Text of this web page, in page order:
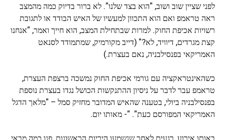
לפני שציין שוב ושוב, "הוא בצד שלנו". לא ברור בדיוק כמה מהמצב
ראה טראמפ ואם הוא התכוון למעשיו של האיש הבודד או לתגובת
רשויות אכיפת החוק. למרות שבתחילת המצב, הוא חייך ואמר, "אנחנו
קצת מגרדים, דיוויד, לא?" (דייב מקורמיק, שמתמודד לסנאט
האמריקאי בפנסילבניה, נאם בעצרת.)
כשהאינטראקציה עם גורמי אכיפת החוק נמשכה ברצפת העצרת,
טראמפ עבר לדבר על ניסיון ההתנקשות הכושל נגדו בעצרת נוספת
בפנסילבניה ביולי, בטענה שהאיש המדובר מחזיק סמל – "מלאך הדגל
האמריקאי המפורסם כעת". "- מאותו יום.